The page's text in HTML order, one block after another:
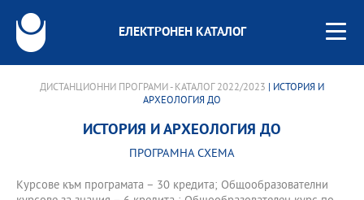
ЕЛЕКТРОНЕН КАТАЛОГ
ДИСТАНЦИОННИ ПРОГРАМИ - КАТАЛОГ 2022/2023 | ИСТОРИЯ И
АРХЕОЛОГИЯ ДО
ИСТОРИЯ И АРХЕОЛОГИЯ ДО
ПРОГРАМНА СХЕМА
Курсове към програмата – 30 кредита; Общообразователни